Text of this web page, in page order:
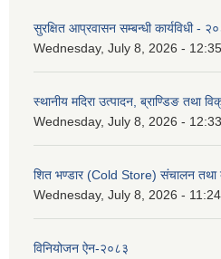
सुरक्षित आप्रवासन सम्बन्धी कार्यविधी -
Wednesday, July 8, 2026 - 12:35
स्थानीय मदिरा उत्पादन, ब्राण्डिङ तथा
Wednesday, July 8, 2026 - 12:33
शित भण्डार (Cold Store) संचालन तथा
Wednesday, July 8, 2026 - 11:24
विनियोजन ऐन-२०८३